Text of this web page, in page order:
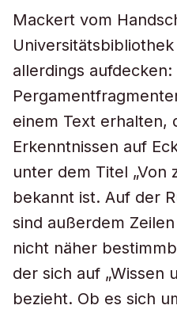
Mackert vom
allerdings aufdecken:
einem Text erhalten,
Erkenntnissen auf
unter dem Titel „Von
bekannt ist. Auf der
sind außerdem
nicht näher
der sich auf „Wissen
bezieht. Ob es sich